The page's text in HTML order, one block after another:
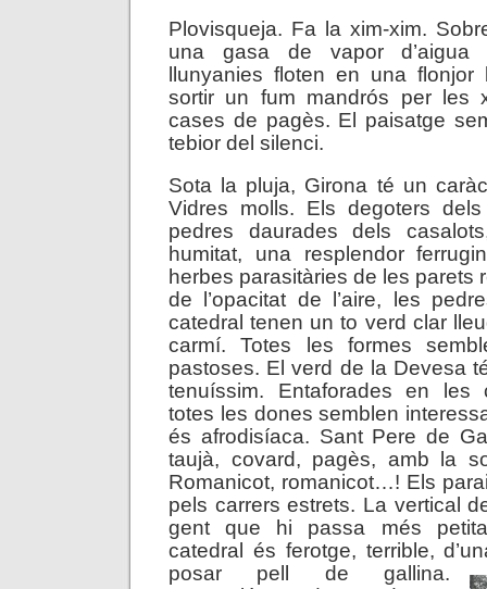
Plovisqueja. Fa la xim-xim.
una gasa de vapor d’aigua
llunyanies floten en una
sortir un fum mandrós per les
cases de pagès. El paisatge
tebior del silenci.
Sota la pluja, Girona té un
Vidres molls. Els degoters
pedres daurades dels
humitat, una resplendor
herbes parasitàries de les parets
de l’opacitat de l’aire, les
catedral tenen un to verd clar
carmí. Totes les formes
pastoses. El verd de la Devesa
tenuíssim. Entaforades en les
totes les dones semblen
és afrodisíaca. Sant Pere de
taujà, covard, pagès, amb la
Romanicot, romanicot…! Els
pels carrers estrets. La vertical
gent que hi passa més
catedral és ferotge, terrible,
posar pell de gallina.